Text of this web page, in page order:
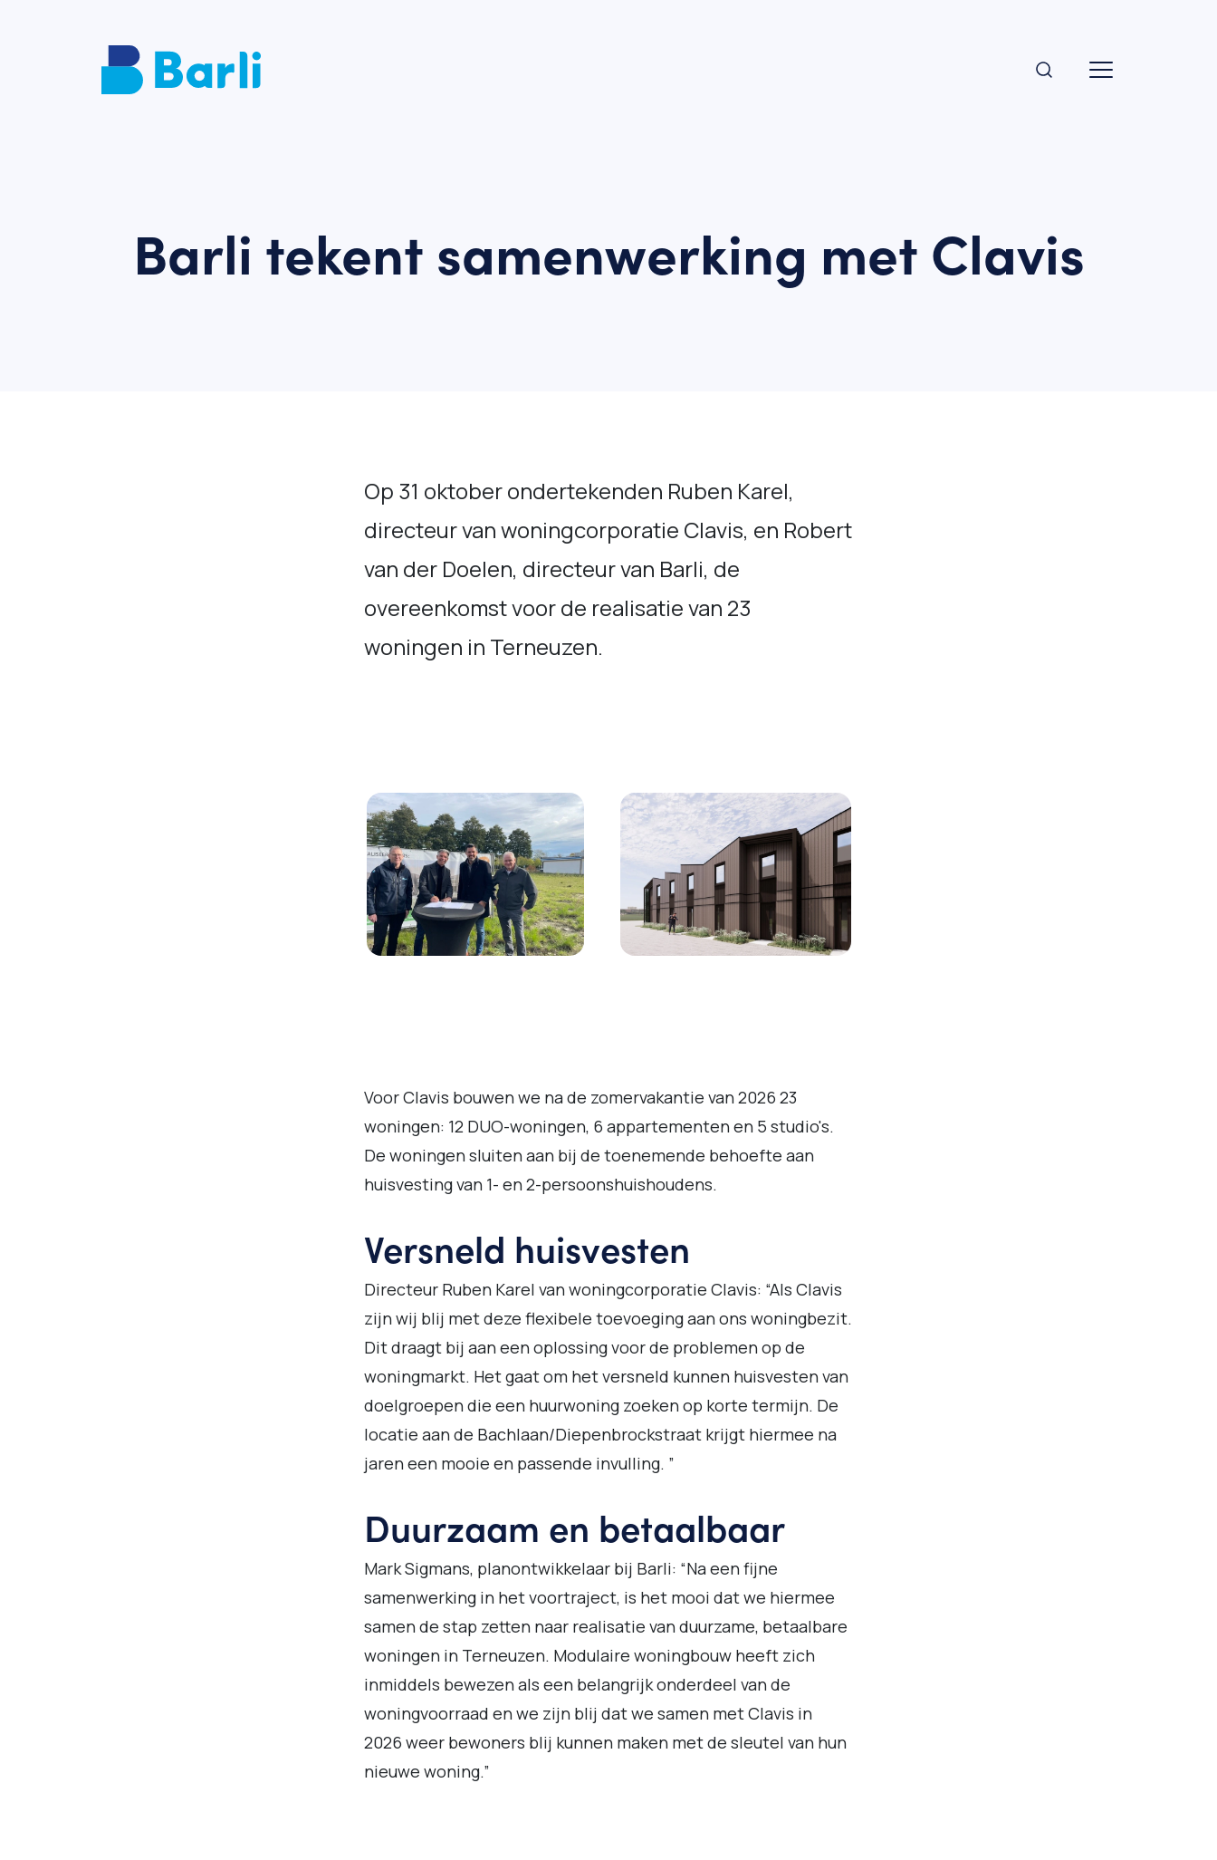
Barli tekent samenwerking met Clavis
Op 31 oktober ondertekenden Ruben Karel,
directeur van woningcorporatie Clavis, en Robert
van der Doelen, directeur van Barli, de
overeenkomst voor de realisatie van 23
woningen in Terneuzen.
Voor Clavis bouwen we na de zomervakantie van 2026 23
woningen: 12 DUO-woningen, 6 appartementen en 5 studio's.
De woningen sluiten aan bij de toenemende behoefte aan
huisvesting van 1- en 2-persoonshuishoudens.
Versneld huisvesten
Directeur Ruben Karel van woningcorporatie Clavis: “Als Clavis
zijn wij blij met deze flexibele toevoeging aan ons woningbezit.
Dit draagt bij aan een oplossing voor de problemen op de
woningmarkt. Het gaat om het versneld kunnen huisvesten van
doelgroepen die een huurwoning zoeken op korte termijn. De
locatie aan de Bachlaan/Diepenbrockstraat krijgt hiermee na
jaren een mooie en passende invulling. ”
Duurzaam en betaalbaar
Mark Sigmans, planontwikkelaar bij Barli: “Na een fijne
samenwerking in het voortraject, is het mooi dat we hiermee
samen de stap zetten naar realisatie van duurzame, betaalbare
woningen in Terneuzen. Modulaire woningbouw heeft zich
inmiddels bewezen als een belangrijk onderdeel van de
woningvoorraad en we zijn blij dat we samen met Clavis in
2026 weer bewoners blij kunnen maken met de sleutel van hun
nieuwe woning.”